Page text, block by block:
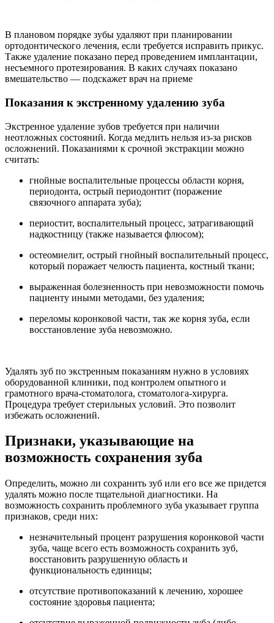
В плановом порядке зубы удаляют при планировании
ортодонтического лечения, если требуется исправить прикус.
Также удаление показано перед проведением имплантации,
несъемного протезирования. В каких случаях показано
вмешательство — подскажет врач на приеме
Показания к экстренному удалению зуба
Экстренное удаление зубов требуется при наличии
неотложных состояний. Когда медлить нельзя из-за рисков
осложнений. Показаниями к срочной экстракции можно
считать:
гнойные воспалительные процессы области корня,
периодонта, острый периодонтит (поражение
связочного аппарата зуба);
периостит, воспалительный процесс, затрагивающий
надкостницу (также называется флюсом);
остеомиелит, острый гнойный воспалительный процесс,
который поражает челюсть пациента, костный ткани;
выраженная болезненность при невозможности помочь
пациенту иными методами, без удаления;
переломы коронковой части, так же корня зуба, если
восстановление зуба невозможно.
Удалять зуб по экстренным показаниям нужно в условиях
оборудованной клиники, под контролем опытного и
грамотного врача-стоматолога, стоматолога-хирурга.
Процедура требует стерильных условий. Это позволит
избежать осложнений.
Признаки, указывающие на
возможность сохранения зуба
Определить, можно ли сохранить зуб или его все же придется
удалять можно после тщательной диагностики. На
возможность сохранить проблемного зуба указывает группа
признаков, среди них:
незначительный процент разрушения коронковой части
зуба, чаще всего есть возможность сохранить зуб,
восстановить разрушенную область и
функциональность единицы;
отсутствие противопоказаний к лечению, хорошее
состояние здоровья пациента;